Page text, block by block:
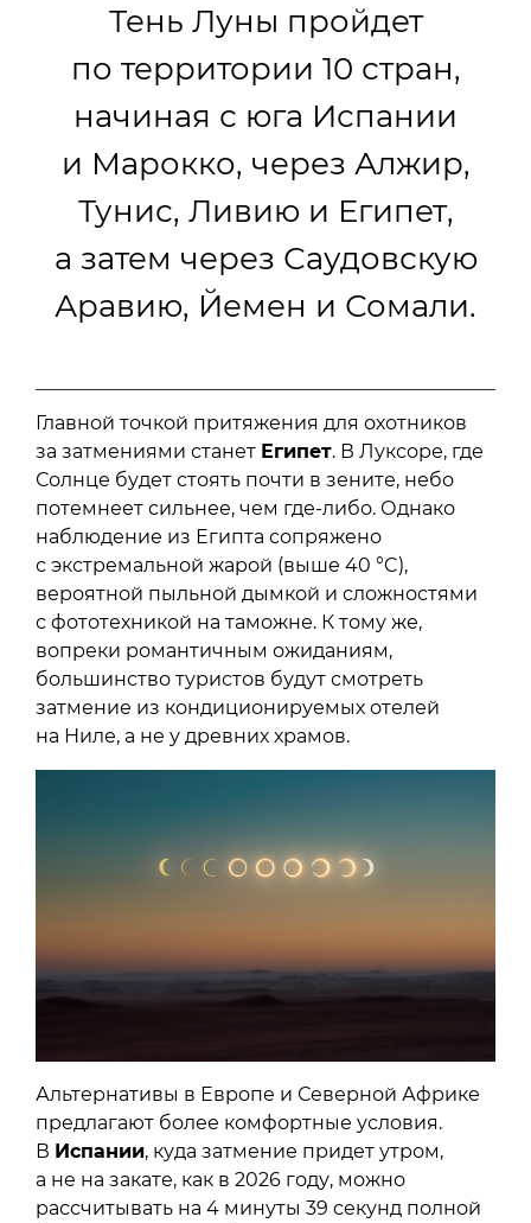
Тень Луны пройдет
по территории 10 стран,
начиная с юга Испании
и Марокко, через Алжир,
Тунис, Ливию и Египет,
а затем через Саудовскую
Аравию, Йемен и Сомали.
Главной точкой притяжения для охотников
за затмениями станет Египет. В Луксоре, где
Солнце будет стоять почти в зените, небо
потемнеет сильнее, чем где-либо. Однако
наблюдение из Египта сопряжено
с экстремальной жарой (выше 40 °C),
вероятной пыльной дымкой и сложностями
с фототехникой на таможне. К тому же,
вопреки романтичным ожиданиям,
большинство туристов будут смотреть
затмение из кондиционируемых отелей
на Ниле, а не у древних храмов.
Альтернативы в Европе и Северной Африке
предлагают более комфортные условия.
В Испании, куда затмение придет утром,
а не на закате, как в 2026 году, можно
рассчитывать на 4 минуты 39 секунд полной